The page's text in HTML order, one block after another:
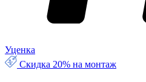
Уценка
Скидка 20% на монтаж